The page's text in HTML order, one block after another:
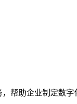
帮助企业制定数字